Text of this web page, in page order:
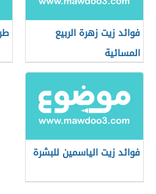
فوائد زيت زهرة الربيع
المسائية
فوائد زيت الياسمين للبشرة